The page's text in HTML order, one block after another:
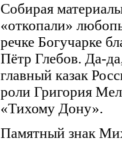
Собирая
«откопали»
речке Богучарке
Пётр Глебов. Да-
главный казак
роли Григория
«Тихому Дону».
Памятный знак